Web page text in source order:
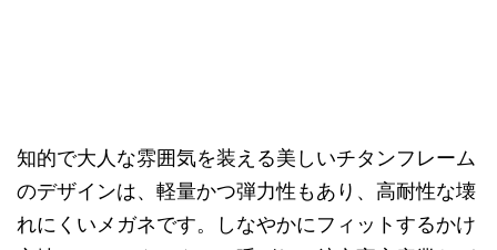
知的で大人な雰囲気を装える美しいチタンフレーム
のデザインは、軽量かつ弾力性もあり、高耐性な壊
れにくいメガネです。しなやかにフィットするかけ